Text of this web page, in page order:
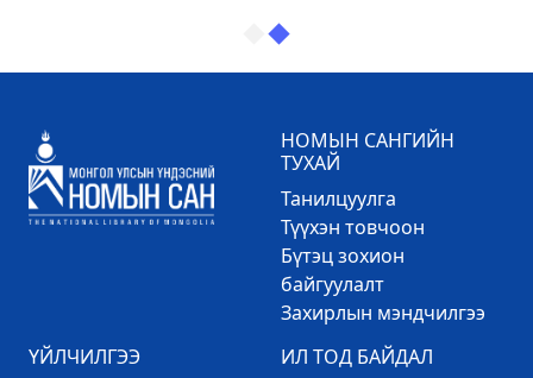
НОМЫН САНГИЙН
ТУХАЙ
Танилцуулга
Түүхэн товчоон
Бүтэц зохион
байгуулалт
Захирлын мэндчилгээ
ҮЙЛЧИЛГЭЭ
ИЛ ТОД БАЙДАЛ